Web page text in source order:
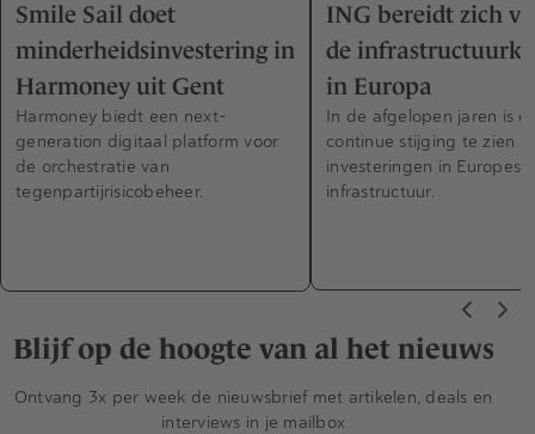
Smile Sail doet
minderheidsinvestering in
Harmoney uit Gent
Harmoney biedt een next-
generation digitaal platform voor
de orchestratie van
tegenpartijrisicobeheer.
ING bereidt zich
de
in Europa
In de afgelopen jaren is
continue stijging te zien in
investeringen in Europese
infrastructuur.
Blijf op de hoogte van al het nieuws
Ontvang 3x per week de nieuwsbrief met artikelen, deals en
interviews in je mailbox